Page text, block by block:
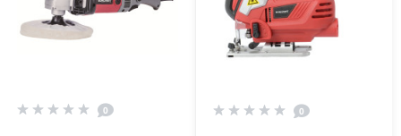
0 0